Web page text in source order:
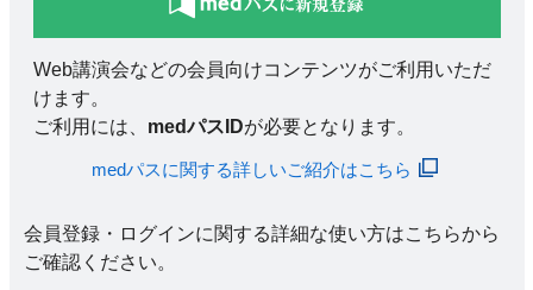
Web講演会などの会員向けコンテンツがご利用いただ
けます。
ご利用には、 medパスIDが必要となります。
medパスに関する詳しいご紹介はこちら
会員登録・ログインに関する詳細な使い方はこちらから
ご確認ください。​